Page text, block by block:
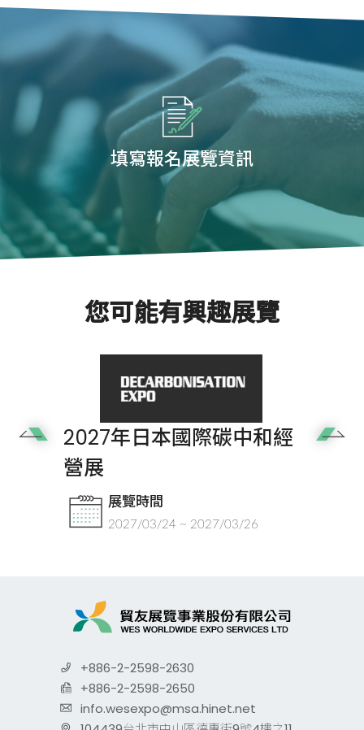
填寫報名展覽資訊
您可能有興趣展覽
2027年日本國際碳中和經
營展
展覽時間
2027/03/24 ~ 2027/03/26
Next
+886-2-2598-2630
+886-2-2598-2650
info.wesexpo@msa.hinet.net